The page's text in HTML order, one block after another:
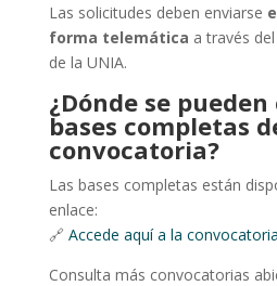
Las solicitudes deben enviarse
forma telemática a través del
de la UNIA.
¿Dónde se
bases completas
convocatoria?
Las bases completas están
enlace:
🔗 Accede aquí a la
Consulta más convocatorias